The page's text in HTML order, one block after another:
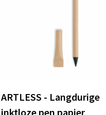
ARTLESS - Langdurige
inktloze pen papier